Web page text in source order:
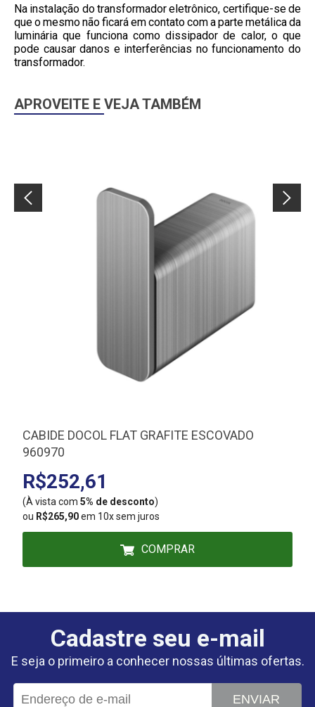
Na instalação do transformador eletrônico, certifique-se de
que o mesmo não ficará em contato com a parte metálica da
luminária que funciona como dissipador de calor, o que
pode causar danos e interferências no funcionamento do
transformador.
APROVEITE E VEJA TAMBÉM
CABIDE DOCOL FLAT GRAFITE ESCOVADO
960970
R$252,61
(À vista com 5% de desconto)
ou R$265,90em 10x sem juros
COMPRAR
Cadastre seu e-mail
E seja o primeiro a conhecer nossas últimas ofertas.
ENVIAR